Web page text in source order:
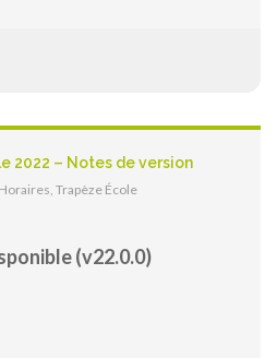
2022 – Notes de version
Horaires, Trapèze École
(v22.0.0)